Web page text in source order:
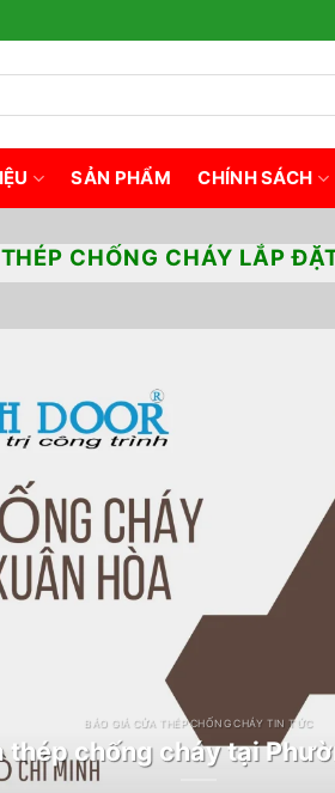
SẢN PHẨM CHÍNH SÁCH
CHỐNG CHÁY LẮP
BÁO GIÁ CỬA THÉP CHỐNG CHÁY TIN TỨC
thép chống cháy tại